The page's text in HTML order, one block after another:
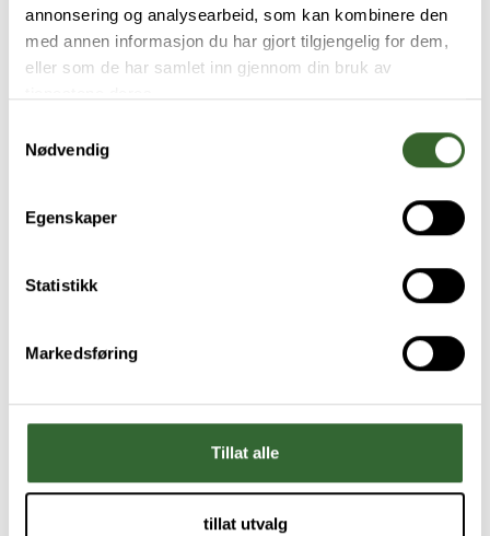
annonsering og analysearbeid, som kan kombinere den
med annen informasjon du har gjort tilgjengelig for dem,
eller som de har samlet inn gjennom din bruk av
Nødvendig
Egenskaper
Statistikk
Markedsføring
Tillat alle
tillat utvalg